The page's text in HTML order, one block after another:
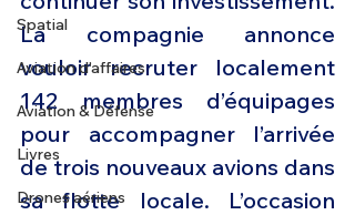
Spatial
Aviation d'affaires
Aviation & Défense
Livres
Drones aériens
La compagnie annonce
vouloir recruter localement
142 membres d’équipages
pour accompagner l’arrivée
de trois nouveaux avions dans
sa flotte locale. L’occasion